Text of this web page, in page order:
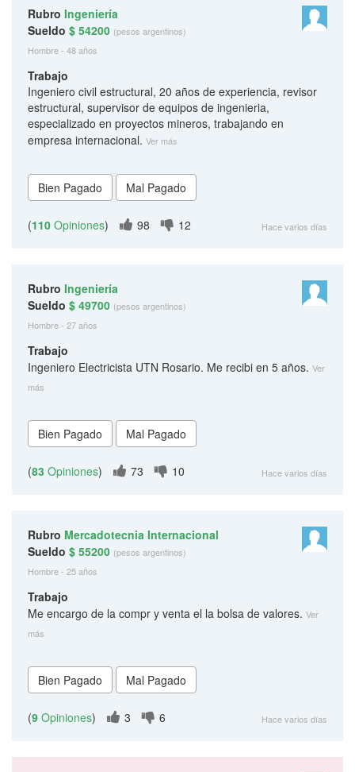
Rubro Ingeniería
Sueldo $ 54200 (pesos argentinos)
Hombre - 48 años
Trabajo
Ingeniero civil estructural, 20 años de experiencia, revisor
estructural, supervisor de equipos de ingenieria,
especializado en proyectos mineros, trabajando en
empresa internacional. Ver más
(110 Opiniones) 98 12 Hace varios días
Rubro Ingeniería
Sueldo $ 49700 (pesos argentinos)
Hombre - 27 años
Trabajo
Ingeniero Electricista UTN Rosario. Me recibi en 5 años. Ver
más
(83 Opiniones) 73 10 Hace varios días
Rubro Mercadotecnia Internacional
Sueldo $ 55200 (pesos argentinos)
Hombre - 25 años
Trabajo
Me encargo de la compr y venta el la bolsa de valores. Ver
más
(9 Opiniones) 3 6 Hace varios días